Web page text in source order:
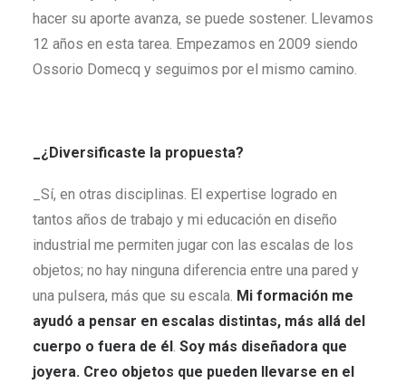
hacer su aporte avanza, se puede sostener. Llevamos
12 años en esta tarea. Empezamos en 2009 siendo
Ossorio Domecq y seguimos por el mismo camino.
_¿Diversificaste la propuesta?
_Sí, en otras disciplinas. El expertise logrado en
tantos años de trabajo y mi educación en diseño
industrial me permiten jugar con las escalas de los
objetos; no hay ninguna diferencia entre una pared y
una pulsera, más que su escala. Mi formación me
ayudó a pensar en escalas distintas, más allá del
cuerpo o fuera de él. Soy más diseñadora que
joyera. Creo objetos que pueden llevarse en el